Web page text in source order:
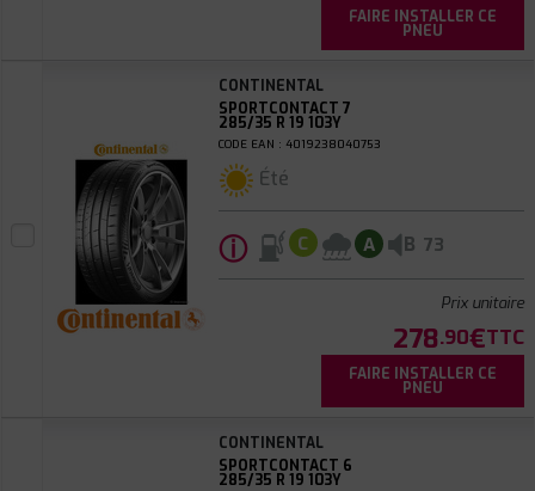
FAIRE INSTALLER CE
PNEU
CONTINENTAL
SPORTCONTACT 7
285/35 R 19 103Y
CODE EAN : 4019238040753
Été
ⓘ C A B 73
Prix unitaire
278.90€TTC
FAIRE INSTALLER CE
PNEU
CONTINENTAL
SPORTCONTACT 6
285/35 R 19 103Y